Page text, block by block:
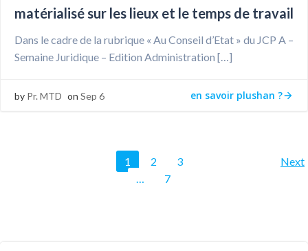
matérialisé sur les lieux et le temps de travail
Dans le cadre de la rubrique « Au Conseil d’Etat » du JCP A –
Semaine Juridique – Edition Administration […]
by Pr. MTD on Sep 6 en savoir plushan ?
Posts
Page
1 Page
2 Page
3
…
Page
7
Next